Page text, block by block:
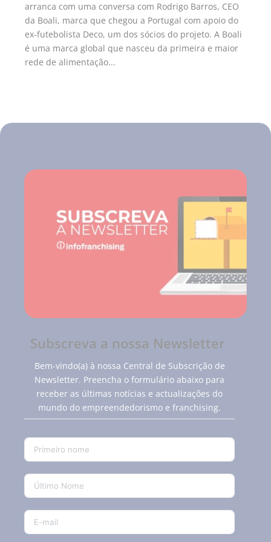
arranca com uma conversa com Rodrigo Barros, CEO
da Boali, marca que chegou a Portugal com apoio do
ex-futebolista Deco, um dos sócios do projeto. A Boali
é uma marca global que nasceu da primeira e maior
rede de alimentação...
Subscreva a nossa Newsletter
Bem-vindo(a) à nossa Central de Subscrição de
Newsletter. Preencha o formulário abaixo para
receber as últimas notícias e actualizações do
mundo do empreendedorismo e franchising.